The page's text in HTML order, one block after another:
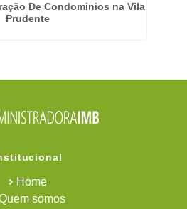
De Condominios na Vila
Prudente
Home
somos